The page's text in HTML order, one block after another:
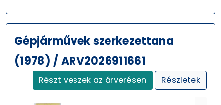
Gépjárművek szerkezettana
(1978) / ARV2026911661
Részt veszek az árverésen Részletek